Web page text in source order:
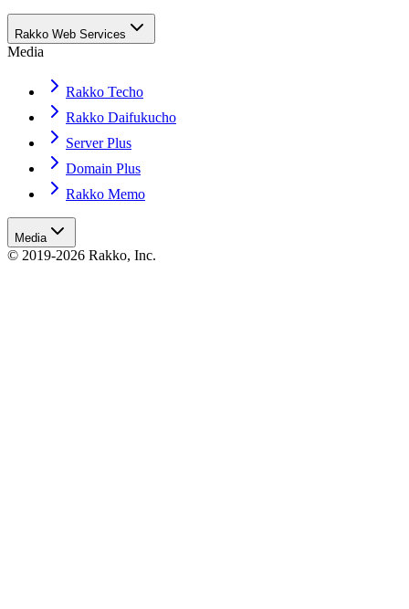
Rakko Web Services
Media
Rakko Techo
Rakko Daifukucho
Server Plus
Domain Plus
Rakko Memo
Media
© 2019-2026 Rakko, Inc.